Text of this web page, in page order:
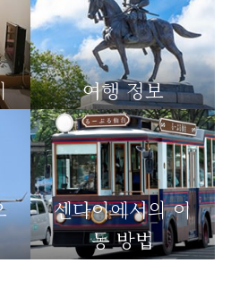
여행 정보
센다이에서의 이
동 방법